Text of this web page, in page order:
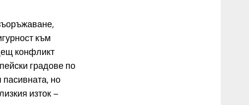
към
конфликт
градове по
но
изток –